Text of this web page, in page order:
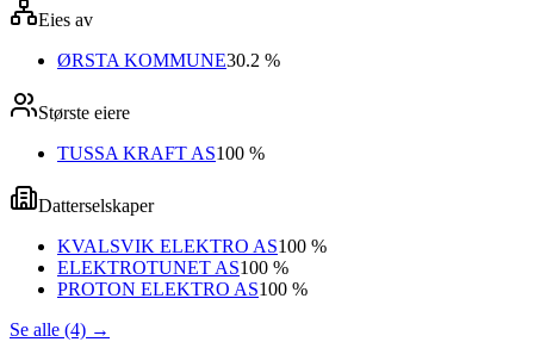
Eies av
ØRSTA KOMMUNE30.2 %
Største eiere
TUSSA KRAFT AS100 %
Datterselskaper
KVALSVIK ELEKTRO AS100 %
ELEKTROTUNET AS100 %
PROTON ELEKTRO AS100 %
Se alle (4) →